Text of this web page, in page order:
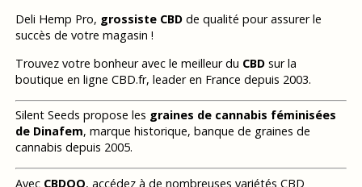
Deli Hemp Pro, grossiste CBDde qualité pour assurer le
succès de votre magasin !
Trouvez votre bonheur avec le meilleur du CBDsur la
boutique en ligne CBD.fr, leader en France depuis 2003.
Silent Seeds propose les graines de cannabis féminisées
de Dinafem, marque historique, banque de graines de
cannabis depuis 2005.
Avec CBDOO, accédez à de nombreuses variétés CBD